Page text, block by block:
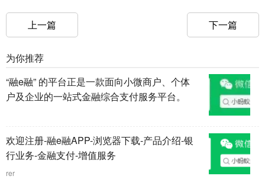
上一篇 下一篇
为你推荐
“融e融” 的平台正是一款面向小微商户、个体
户及企业的一站式金融综合支付服务平台。
欢迎注册-融e融APP-浏览器下载-产品介绍-银
行业务-金融支付-增值服务
rer